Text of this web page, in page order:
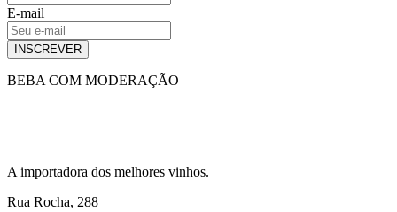
E-mail
INSCREVER
BEBA COM MODERAÇÃO
A importadora dos melhores vinhos.
Rua Rocha, 288